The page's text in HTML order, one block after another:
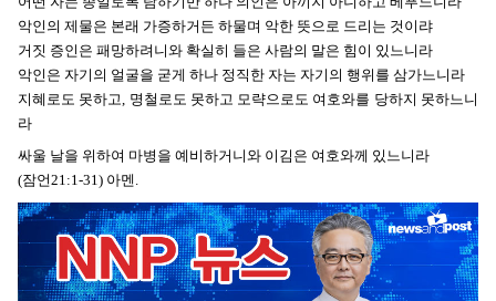
악인의 제물은 본래 가증하거든 하물며 악한 뜻으로 드리는 것이랴
거짓 증인은 패망하려니와 확실히 들은 사람의 말은 힘이 있느니라
악인은 자기의 얼굴을 굳게 하나 정직한 자는 자기의 행위를 삼가느니라
지혜로도 못하고, 명철로도 못하고 모략으로도 여호와를 당하지 못하느니
라
싸울 날을 위하여 마병을 예비하거니와 이김은 여호와께 있느니라
(잠언21:1-31) 아멘.